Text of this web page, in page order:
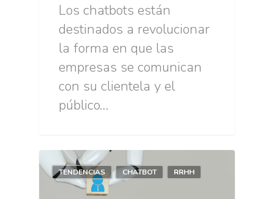
Los chatbots están
destinados a revolucionar
la forma en que las
empresas se comunican
con su clientela y el
público…
TENDENCIAS CHATBOT RRHH